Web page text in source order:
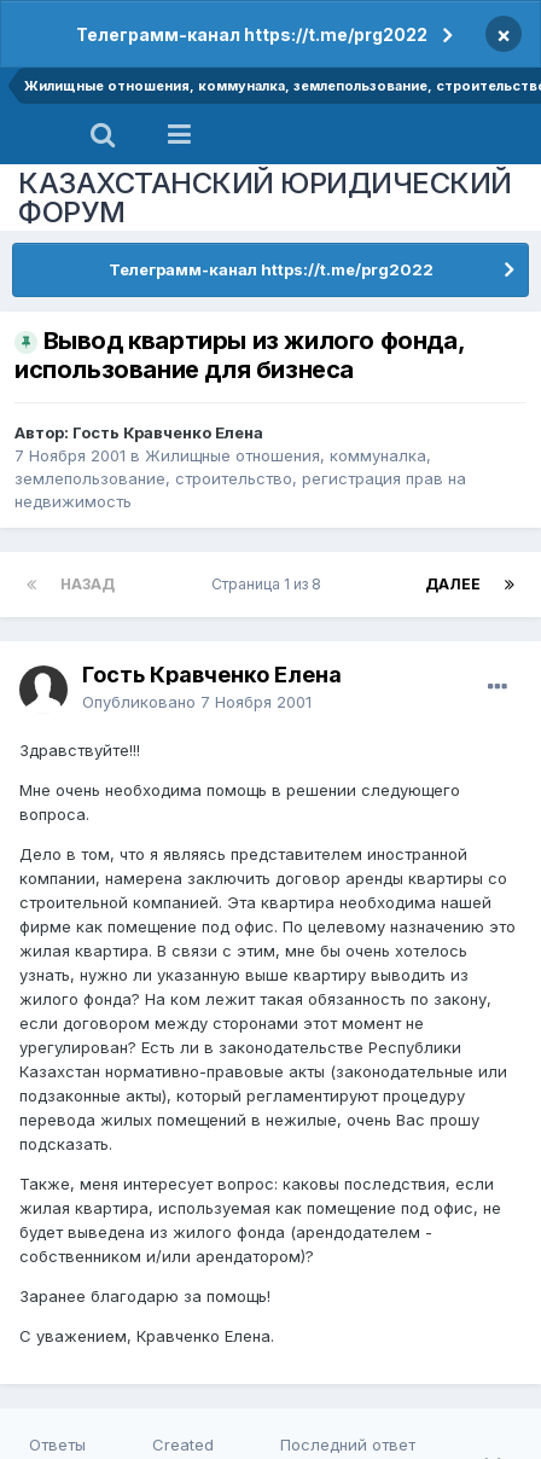
Телеграмм-канал https://t.me/prg2022 ×
Жилищные отношения, коммуналка, землепользование,
КАЗАХСТАНСКИЙ ЮРИДИЧЕСКИЙ
ФОРУМ
Телеграмм-канал https://t.me/prg2022
Вывод квартиры из жилого фонда,
использование для бизнеса
Автор: Гость Кравченко Елена
7 Ноября 2001 в Жилищные отношения, коммуналка,
землепользование, строительство, регистрация прав на
недвижимость
НАЗАД ДАЛЕЕ
Страница 1 из 8
Гость Кравченко Елена
Опубликовано 7 Ноября 2001
Здравствуйте!!!
Мне очень необходима помощь в решении следующего
вопроса.
Дело в том, что я являясь представителем иностранной
компании, намерена заключить договор аренды квартиры со
строительной компанией. Эта квартира необходима нашей
фирме как помещение под офис. По целевому назначению это
жилая квартира. В связи с этим, мне бы очень хотелось
узнать, нужно ли указанную выше квартиру выводить из
жилого фонда? На ком лежит такая обязанность по закону,
если договором между сторонами этот момент не
урегулирован? Есть ли в законодательстве Республики
Казахстан нормативно-правовые акты (законодательные или
подзаконные акты), который регламентируют процедуру
перевода жилых помещений в нежилые, очень Вас прошу
подсказать.
Также, меня интересует вопрос: каковы последствия, если
жилая квартира, используемая как помещение под офис, не
будет выведена из жилого фонда (арендодателем -
собственником и/или арендатором)?
Заранее благодарю за помощь!
С уважением, Кравченко Елена.
Ответы Created Последний ответ